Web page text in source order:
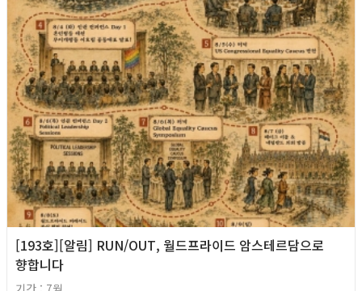
[193호][알림] RUN/OUT, 월드프라이드 암스테르담으로
향합니다